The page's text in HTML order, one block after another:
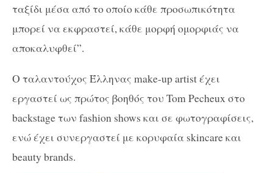
ταξίδι μέσα από το οποίο κάθε προσωπικότητα
μπορεί να εκφραστεί, κάθε μορφή ομορφιάς να
αποκαλυφθεί”.
Ο ταλαντούχος Έλληνας make-up artist έχει
εργαστεί ως πρώτος βοηθός του Tom Pecheux στo
backstage των fashion shows και σε φωτογραφίσεις,
ενώ έχει συνεργαστεί με κορυφαία skincare και
beauty brands.